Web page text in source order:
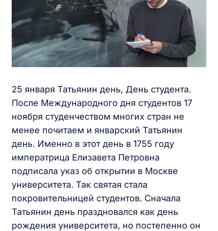
25 января Татьянин день, День студента.
После Международного дня студентов 17
ноября студенчеством многих стран не
менее почитаем и январский Татьянин
день. Именно в этот день в 1755 году
императрица Елизавета Петровна
подписала указ об открытии в Москве
университета. Так святая стала
покровительницей студентов. Сначала
Татьянин день праздновался как день
рождения университета, но постепенно он